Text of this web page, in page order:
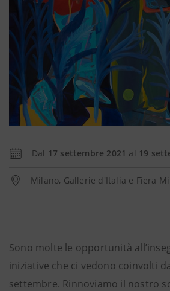
Dal 17 settembre 2021 al 19
Milano, Gallerie d'Italia e Fiera
Sono molte le opportunità
iniziative che ci vedono coinvolti
settembre. Rinnoviamo il nostro